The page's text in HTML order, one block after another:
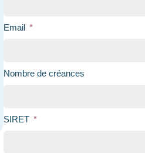
Email
Nombre de créances
SIRET